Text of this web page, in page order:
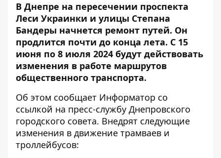
В Днепре на пересечении проспекта
Леси Украинки и улицы Степана
Бандеры начнется ремонт путей. Он
продлится почти до конца лета. С 15
июня по 8 июля 2024 будут действовать
изменения в работе маршрутов
общественного транспорта.
Об этом сообщает Информатор со
ссылкой на пресс-службу Днепровского
городского совета. Внедрят следующие
изменения в движение трамваев и
троллейбусов: